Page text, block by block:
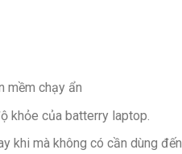
mềm chạy ẩn
khỏe của batterry laptop.
khi mà không có cần dùng đến